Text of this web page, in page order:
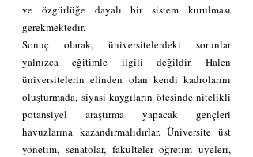
ve özgürlüğe dayalı bir sistem kurulması
gerekmektedir.
Sonuç olarak, üniversitelerdeki sorunlar
yalnızca eğitimle ilgili değildir. Halen
üniversitelerin elinden olan kendi kadrolarını
oluşturmada, siyasi kaygıların ötesinde nitelikli
potansiyel araştırma yapacak gençleri
havuzlarına kazandırmalıdırlar. Üniversite üst
yönetim, senatolar, fakülteler öğretim üyeleri,